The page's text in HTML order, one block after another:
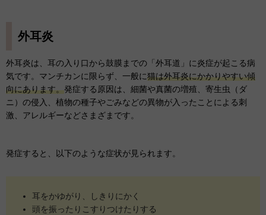
外耳炎
外耳炎は、耳の入り口から鼓膜までの「外耳道」に炎症が起こる病
気です。マンチカンに限らず、一般に猫は外耳炎にかかりやすい傾
向にあります。発症する原因は、細菌や真菌の増殖、寄生虫（ダ
ニ）の侵入、植物の種子やごみなどの異物が入ったことによる刺
激、アレルギーなどさまざまです。
発症すると、以下のような症状が見られます。
耳をかゆがり、しきりにかく
頭を振ったりこすりつけたりする